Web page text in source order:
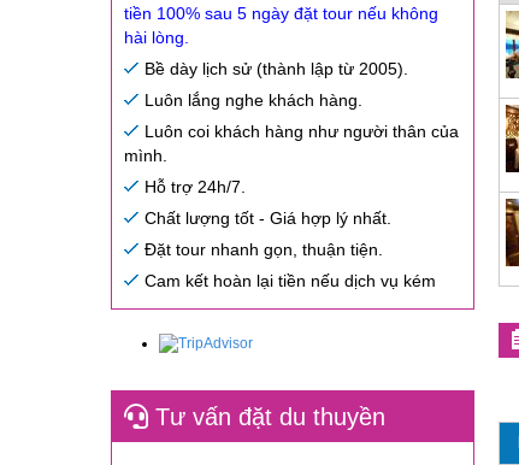
tiền 100% sau 5 ngày đặt tour nếu không
hài lòng.
Bề dày lịch sử (thành lập từ 2005).
Luôn lắng nghe khách hàng.
Luôn coi khách hàng như người thân của
mình.
Hỗ trợ 24h/7.
Chất lượng tốt - Giá hợp lý nhất.
Đặt tour nhanh gọn, thuận tiện.
Cam kết hoàn lại tiền nếu dịch vụ kém
Tư vấn đặt du thuyền